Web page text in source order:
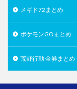
メギド72まとめ
ポケモンGOまとめ
荒野行動 金券まとめ